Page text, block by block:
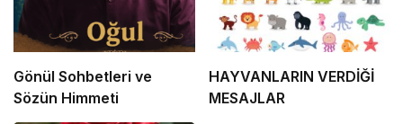
Gönül Sohbetleri ve
Sözün Himmeti
HAYVANLARIN VERDİĞİ
MESAJLAR